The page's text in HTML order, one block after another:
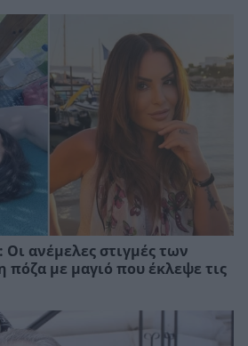
Οι ανέμελες στιγμές των
πόζα με μαγιό που έκλεψε τις